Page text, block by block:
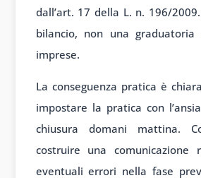
dall’art. 17 della L. n. 196/
bilancio, non una graduatoria
imprese.
La conseguenza pratica è
impostare la pratica con
chiusura domani mattina.
costruire una comunicazione
eventuali errori nella fase